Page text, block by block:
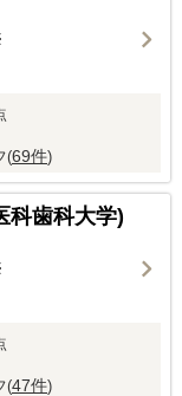
(69件)
科歯科大学)
(47件)